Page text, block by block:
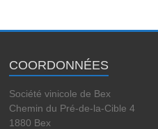
COORDONNÉES
Société vinicole de Bex
Chemin du Pré-de-la-Cible 4
1880 Bex